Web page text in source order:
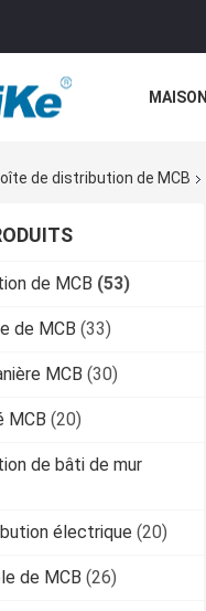
MAISON
de distribution de MCB
de MCB (53)
de MCB (33)
MCB (30)
MCB (20)
de bâti de mur
électrique (20)
de MCB (26)